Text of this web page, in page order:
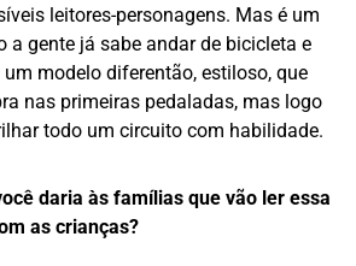
leitores-personagens. Mas é um
a gente já sabe andar de bicicleta e
modelo diferentão, estiloso, que
nas primeiras pedaladas, mas logo
todo um circuito com habilidade.
daria às famílias que vão ler essa
as crianças?